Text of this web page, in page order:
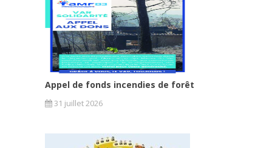
Appel de fonds incendies de forêt
31 juillet 2026